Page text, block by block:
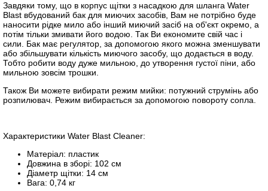
Завдяки тому, що в корпус щітки з насадкою для шланга Watеr
Blast вбудований бак для миючих засобів, Вам не потрібно буде
наносити рідке мило або інший миючий засіб на об'єкт окремо, а
потім тільки змивати його водою. Так Ви економите свій час і
сили. Бак має регулятор, за допомогою якого можна зменшувати
або збільшувати кількість миючого засобу, що додається в воду.
Тобто робити воду дуже мильною, до утворення густої піни, або
мильною зовсім трошки.
Також Ви можете вибирати режим мийки: потужний струмінь або
розпилювач. Режим вибирається за допомогою повороту сопла.
Характеристики Water Blast Cleaner:
Матеріал: пластик
Довжина в зборі: 102 см
Діаметр щітки: 14 см
Вага: 0,74 кг